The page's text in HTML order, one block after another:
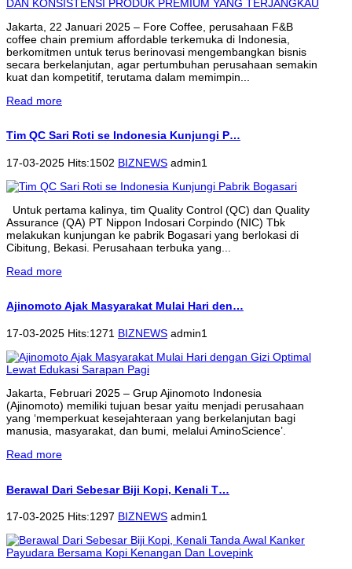
Jakarta, 22 Januari 2025 – Fore Coffee, perusahaan F&B
coffee chain premium affordable terkemuka di Indonesia,
berkomitmen untuk terus berinovasi mengembangkan bisnis
secara berkelanjutan, agar pertumbuhan perusahaan semakin
kuat dan kompetitif, terutama dalam memimpin...
Read more
Tim QC Sari Roti se Indonesia Kunjungi P…
17-03-2025 Hits:1502 BIZNEWS admin1
Untuk pertama kalinya, tim Quality Control (QC) dan Quality
Assurance (QA) PT Nippon Indosari Corpindo (NIC) Tbk
melakukan kunjungan ke pabrik Bogasari yang berlokasi di
Cibitung, Bekasi. Perusahaan terbuka yang...
Read more
Ajinomoto Ajak Masyarakat Mulai Hari den…
17-03-2025 Hits:1271 BIZNEWS admin1
Jakarta, Februari 2025 – Grup Ajinomoto Indonesia
(Ajinomoto) memiliki tujuan besar yaitu menjadi perusahaan
yang ‘memperkuat kesejahteraan yang berkelanjutan bagi
manusia, masyarakat, dan bumi, melalui AminoScience’.
Read more
Berawal Dari Sebesar Biji Kopi, Kenali T…
17-03-2025 Hits:1297 BIZNEWS admin1